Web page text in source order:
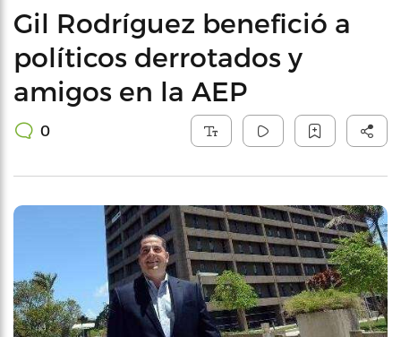
Gil Rodríguez benefició a
políticos derrotados y
amigos en la AEP
0